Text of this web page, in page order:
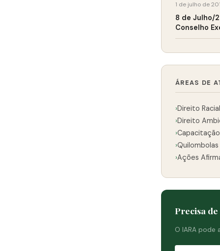
1 de julho de
8 de Julho/
Conselho
ÁREAS DE
›Direito Racial
›Direito
›Capacitação
›Quilombolas
›Ações
Precisa
O IARA pode